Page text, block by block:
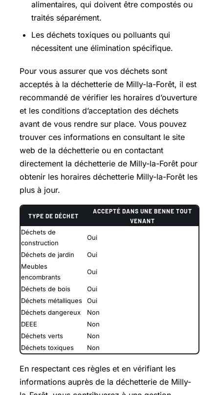
alimentaires, qui doivent être compostés ou
traités séparément.
Les déchets toxiques ou polluants qui
nécessitent une élimination spécifique.
Pour vous assurer que vos déchets sont
acceptés à la déchetterie de Milly-la-Forêt, il est
recommandé de vérifier les horaires d’ouverture
et les conditions d’acceptation des déchets
avant de vous rendre sur place. Vous pouvez
trouver ces informations en consultant le site
web de la déchetterie ou en contactant
directement la déchetterie de Milly-la-Forêt pour
obtenir les horaires déchetterie Milly-la-Forêt les
plus à jour.
TYPE DE DÉCHET
ACCEPTÉ DANS UNE BENNE TOUT
VENANT
Déchets de
construction
Oui
Déchets de jardin
Oui
Meubles
encombrants
Oui
Déchets de bois
Oui
Déchets métalliques
Oui
Déchets dangereux
Non
DEEE
Non
Déchets verts
Non
Déchets toxiques
Non
En respectant ces règles et en vérifiant les
informations auprès de la déchetterie de Milly-